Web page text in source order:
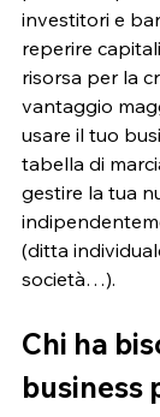
investitori e
reperire
risorsa per la
vantaggio
usare il tuo
tabella di
gestire la tua
(ditta
società…).
Chi ha
business